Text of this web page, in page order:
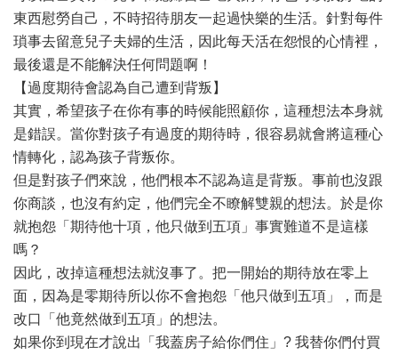
東西慰勞自己，不時招待朋友一起過快樂的生活。針對每件
瑣事去留意兒子夫婦的生活，因此每天活在怨恨的心情裡，
最後還是不能解決任何問題啊！
【過度期待會認為自己遭到背叛】
其實，希望孩子在你有事的時候能照顧你，這種想法本身就
是錯誤。當你對孩子有過度的期待時，很容易就會將這種心
情轉化，認為孩子背叛你。
但是對孩子們來說，他們根本不認為這是背叛。事前也沒跟
你商談，也沒有約定，他們完全不瞭解雙親的想法。於是你
就抱怨「期待他十項，他只做到五項」事實難道不是這樣
嗎？
因此，改掉這種想法就沒事了。把一開始的期待放在零上
面，因為是零期待所以你不會抱怨「他只做到五項」，而是
改口「他竟然做到五項」的想法。
如果你到現在才說出「我蓋房子給你們住」? 我替你們付買